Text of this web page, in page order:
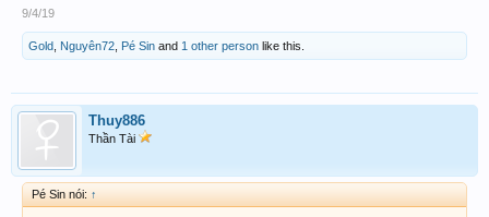
9/4/19
Gold Nguyên72 Pé Sin and 1 other person like this.
Thuy886
Thần Tài
Pé Sin nói: ↑